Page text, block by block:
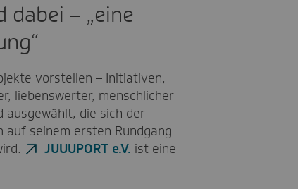
– „eine
vorstellen – Initiativen,
liebenswerter, menschlicher
ausgewählt, die sich der
auf seinem ersten Rundgang
JUUUPORT e.V. ist eine